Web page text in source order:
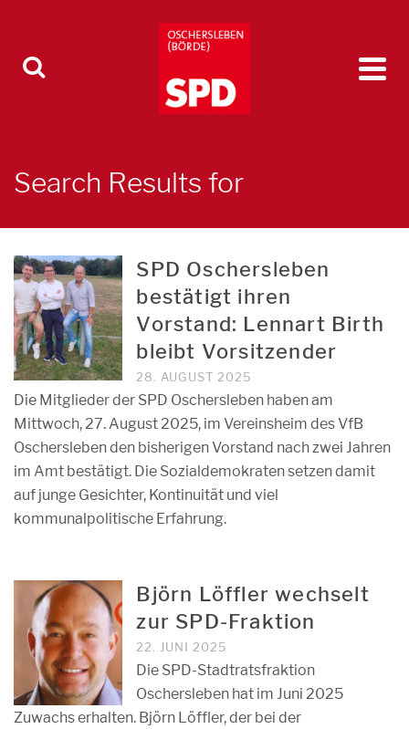
Search Results for
SPD Oschersleben
bestätigt ihren
Vorstand: Lennart Birth
bleibt Vorsitzender
28. AUGUST 2025
Die Mitglieder der SPD Oschersleben haben am
Mittwoch, 27. August 2025, im Vereinsheim des VfB
Oschersleben den bisherigen Vorstand nach zwei Jahren
im Amt bestätigt. Die Sozialdemokraten setzen damit
auf junge Gesichter, Kontinuität und viel
kommunalpolitische Erfahrung.
Björn Löffler wechselt
zur SPD-Fraktion
22. JUNI 2025
Die SPD-Stadtratsfraktion
Oschersleben hat im Juni 2025
Zuwachs erhalten. Björn Löffler, der bei der